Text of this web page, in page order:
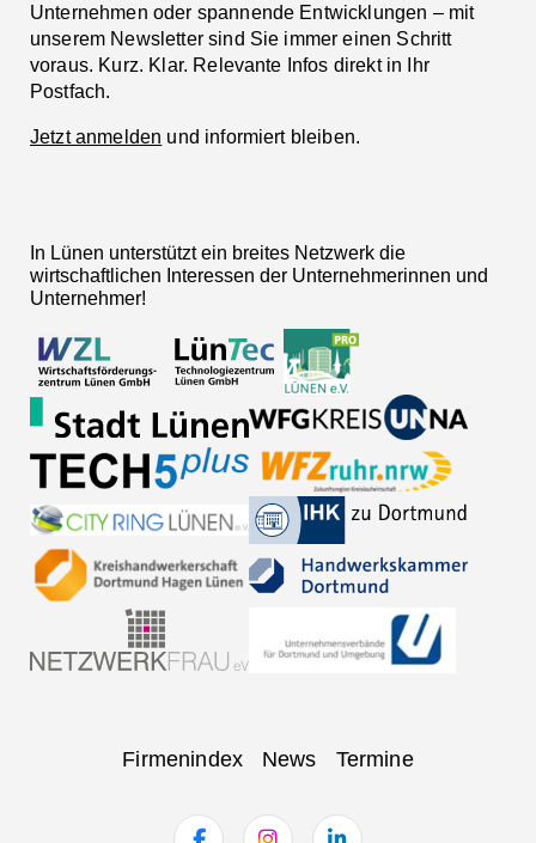
Unternehmen oder spannende Entwicklungen – mit
unserem Newsletter sind Sie immer einen Schritt
voraus. Kurz. Klar. Relevante Infos direkt in Ihr
Postfach.
Jetzt anmelden und informiert bleiben.
In Lünen unterstützt ein breites Netzwerk die
wirtschaftlichen Interessen der Unternehmerinnen und
Unternehmer!
Firmenindex News Termine